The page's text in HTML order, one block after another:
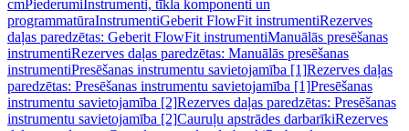
cmPiederumiInstrumenti, tīkla komponenti un
programmatūraInstrumentiGeberit FlowFit instrumentiRezerves
daļas paredzētas: Geberit FlowFit instrumentiManuālās presēšanas
instrumentiRezerves daļas paredzētas: Manuālās presēšanas
instrumentiPresēšanas instrumentu savietojamība [1]Rezerves daļas
paredzētas: Presēšanas instrumentu savietojamība [1]Presēšanas
instrumentu savietojamība [2]Rezerves daļas paredzētas: Presēšanas
instrumentu savietojamība [2]Cauruļu apstrādes darbarīkiRezerves